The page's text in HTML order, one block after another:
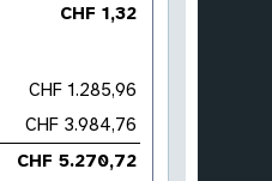
CHF 1,32
CHF 1.285,96
CHF 3.984,76
CHF 5.270,72